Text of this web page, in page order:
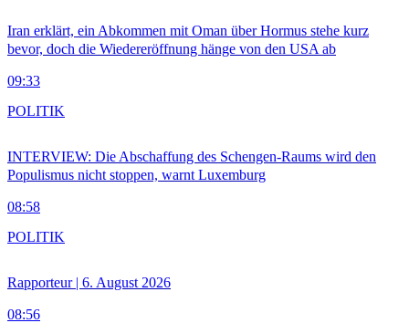
Iran erklärt, ein Abkommen mit Oman über Hormus stehe kurz
bevor, doch die Wiedereröffnung hänge von den USA ab
09:33
INTERVIEW: Die Abschaffung des Schengen-Raums wird den
Populismus nicht stoppen, warnt Luxemburg
08:58
POLITIK
Rapporteur | 6. August 2026
08:56
POLITIK